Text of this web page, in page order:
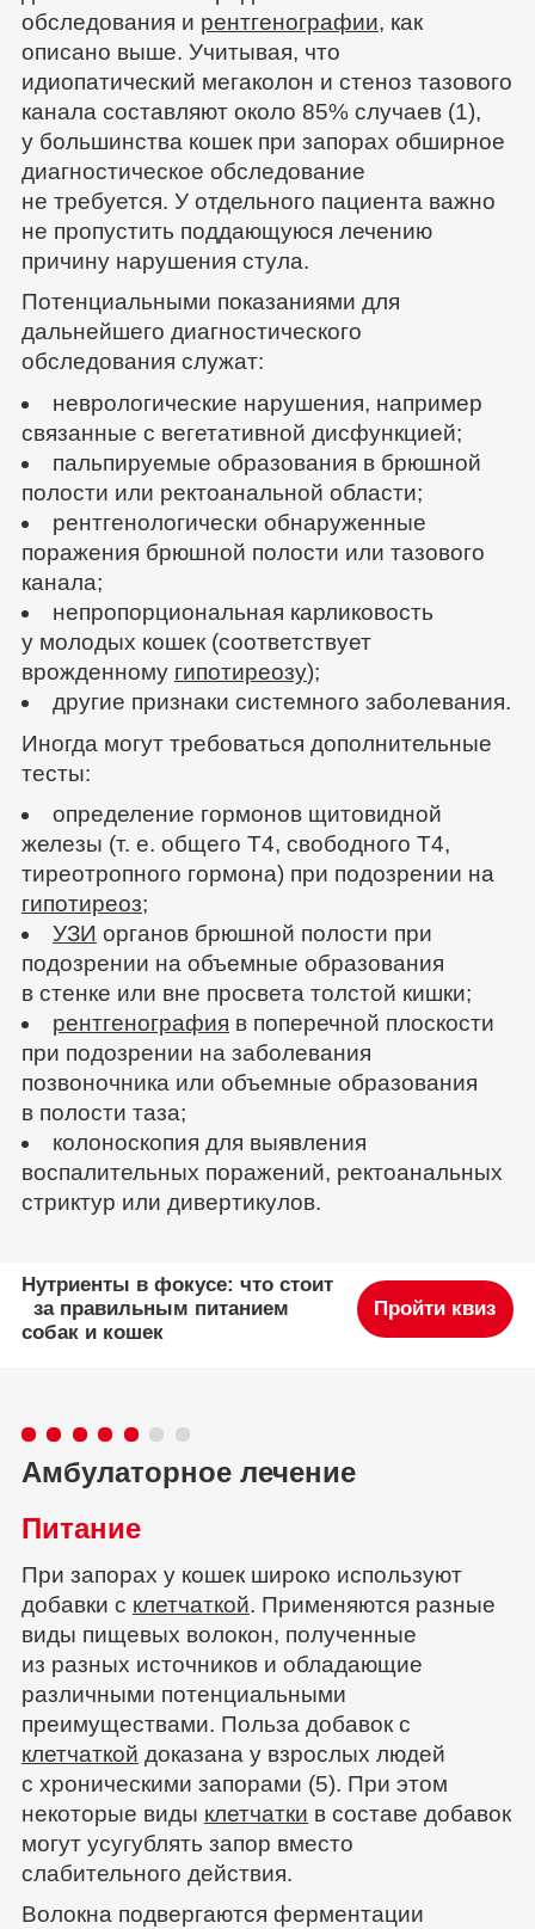
обследования и рентгенографии, как
описано выше. Учитывая, что
идиопатический мегаколон и стеноз тазового
канала составляют около 85% случаев (1),
у большинства кошек при запорах обширное
диагностическое обследование
не требуется. У отдельного пациента важно
не пропустить поддающуюся лечению
причину нарушения стула.
Потенциальными показаниями для
дальнейшего диагностического
обследования служат:
неврологические нарушения, например
связанные с вегетативной дисфункцией;
пальпируемые образования в брюшной
полости или ректоанальной области;
рентгенологически обнаруженные
поражения брюшной полости или тазового
канала;
непропорциональная карликовость
у молодых кошек (соответствует
врожденному гипотиреозу);
другие признаки системного заболевания.
Иногда могут требоваться дополнительные
тесты:
определение гормонов щитовидной
железы (т. е. общего Т4, свободного Т4,
тиреотропного гормона) при подозрении на
гипотиреоз;
УЗИ органов брюшной полости при
подозрении на объемные образования
в стенке или вне просвета толстой кишки;
рентгенография в поперечной плоскости
при подозрении на заболевания
позвоночника или объемные образования
в полости таза;
колоноскопия для выявления
воспалительных поражений, ректоанальных
стриктур или дивертикулов.
Нутриенты в фокусе: что стоит
за правильным питанием
собак и кошек
Пройти квиз
Амбулаторное лечение
Питание
При запорах у кошек широко используют
добавки с клетчаткой. Применяются разные
виды пищевых волокон, полученные
из разных источников и обладающие
различными потенциальными
преимуществами. Польза добавок с
клетчаткой доказана у взрослых людей
с хроническими запорами (5). При этом
некоторые виды клетчатки в составе добавок
могут усугублять запор вместо
слабительного действия.
Волокна подвергаются ферментации